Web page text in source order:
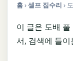
홈›셀프 집수리 ›
이 글은 도배
서, 검색에 들